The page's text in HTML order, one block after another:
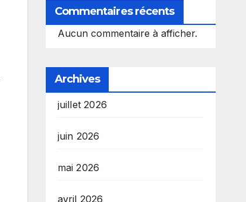
Commentaires récents
Aucun commentaire à afficher.
Archives
juillet 2026
juin 2026
mai 2026
avril 2026